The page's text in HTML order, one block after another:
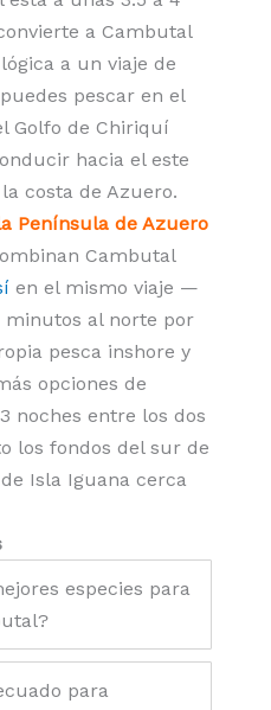
a Cambutal
a un viaje de
pescar en el
Golfo de Chiriquí
hacia el este
costa de Azuero.
Península de Azuero
Cambutal
en el mismo viaje —
minutos al norte por
pesca inshore y
opciones de
noches entre los dos
los fondos del sur de
Isla Iguana cerca
especies para
para